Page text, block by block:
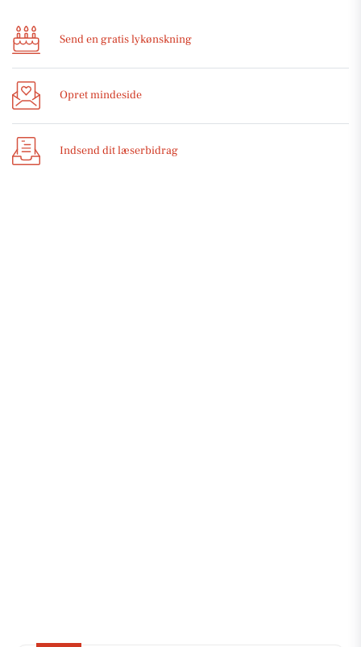
Send en gratis lykønskning
Opret mindeside
Indsend dit læserbidrag